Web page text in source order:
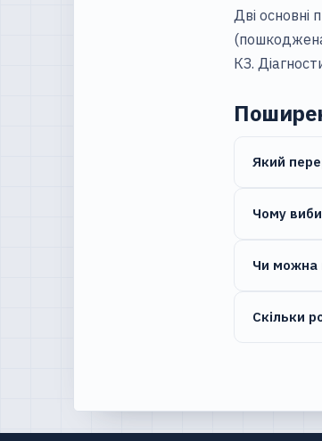
Дві основні
КЗ.
Який
Чому
Чи можна
Скільки